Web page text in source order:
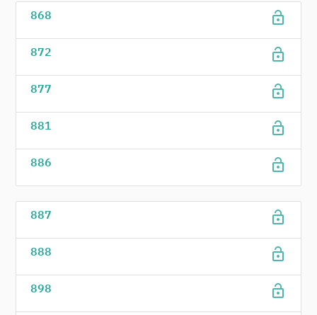
868 lock_open
872 lock_open
877 lock_open
881 lock_open
886 lock_open
887 lock_open
888 lock_open
898 lock_open